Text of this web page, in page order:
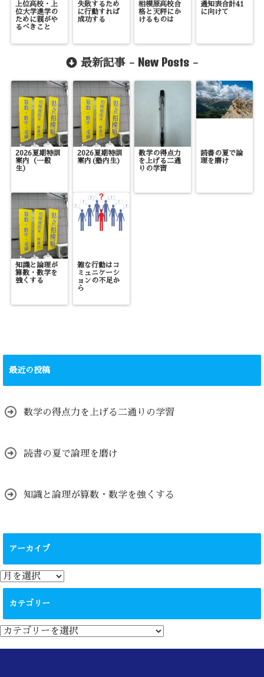
上位高校・上
位大学進学の
ために親がや
るべきこと
失敗するため
に行動すれば
成功する
相模原高校合
格と天秤にか
けるものは
通知表合計41
に向けて
最新記事 - New Posts -
2026夏期特訓
案内（一般
生）
2026夏期特訓
案内(塾内生)
数学の得点力
を上げる二通
りの学習
読書の夏で論
理を磨け
知識と論理が
算数・数学を
強くする
雑な行動はコ
ミュニケーシ
ョンの不足か
ら
最近の投稿
数学の得点力を上げる二通りの学習
読書の夏で論理を磨け
知識と論理が算数・数学を強くする
アーカイブ
ア
ー
カテゴリー
カ
テ
ゴ